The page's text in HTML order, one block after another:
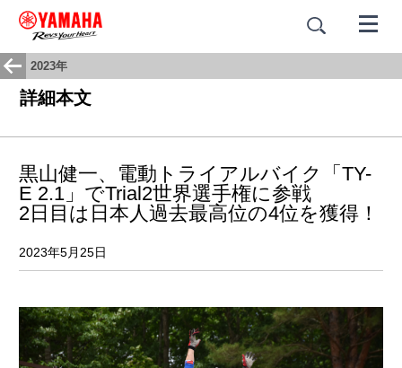
2023年
詳細本文
黒山健一、電動トライアルバイク「TY-
E 2.1」でTrial2世界選手権に参戦
2日目は日本人過去最高位の4位を獲得！
2023年5月25日